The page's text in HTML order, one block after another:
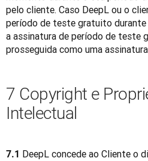
pelo cliente. Caso DeepL ou o
período de teste gratuito durante
a assinatura de período de teste
prosseguida como uma
7 Copyright e
Intelectual
7.1 DeepL concede ao Cliente o